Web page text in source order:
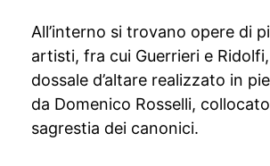
All’interno si trovano opere di
artisti, fra cui Guerrieri e
dossale d’altare realizzato in
da Domenico Rosselli,
sagrestia dei canonici.